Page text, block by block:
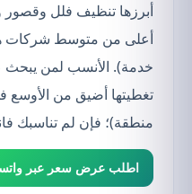
أبرزها تنظيف فلل
خدمة). الأنسب لمن
منطقة)؛ فإن لم تناسبك
اطلب عرض سعر عبر